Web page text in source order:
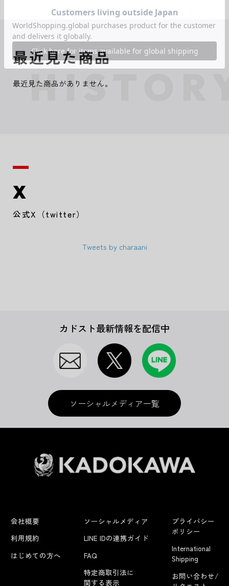
最近見た商品
最近見た商品がありません。
X
公式X（twitter）
Tweets by charaani
カドスト最新情報を配信中
ソーシャルメディア一覧
会社概要
利用規約
はじめての方へ
ソーシャルメディア
LINE IDの連携ガイド
FAQ
特定商取引法に
関する表示
プライバシー
ポリシー
International
Shipping
お問い合わせ/